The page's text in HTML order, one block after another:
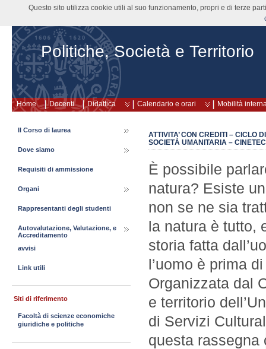
Politiche, Società e Territorio
Home Docenti Didattica Calendario e orari Mobilità
ATTIVITA’ CON CREDITI – CICLO
SOCIETÀ UMANITARIA –
È possibile
natura? Esiste
non se ne sia
la natura è tutto,
storia fatta
l’uomo è prima
Organizzata dal
e territorio
di Servizi
questa rassegna
Il Corso di laurea
Dove siamo
Requisiti di ammissione
Organi
Rappresentanti degli studenti
Autovalutazione, Valutazione, e
Accreditamento
avvisi
Link utili
Siti di riferimento
Facoltà di scienze economiche
giuridiche e politiche
Questo sito utilizza cookie utili al suo funzionamento, propri e di terze